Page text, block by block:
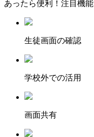
あったら便利！注目機能
⽣徒画⾯の確認
学校外での活用
画面共有